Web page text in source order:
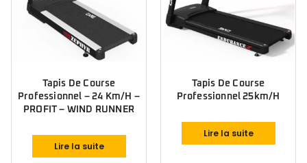
Tapis De Course
Professionnel – 24 Km/h –
PROFIT – WIND RUNNER
Lire la suite
Tapis De Course
Professionnel 25km/h
Lire la suite